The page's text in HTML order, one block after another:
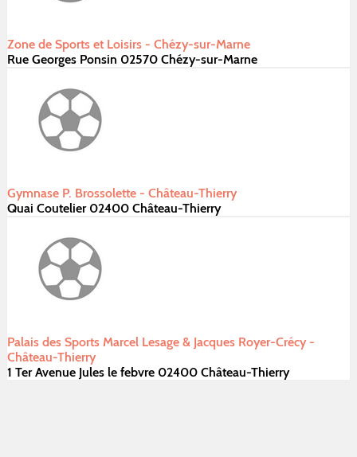
Zone de Sports et Loisirs - Chézy-sur-Marne
Rue Georges Ponsin 02570 Chézy-sur-Marne
Gymnase P. Brossolette - Château-Thierry
Quai Coutelier 02400 Château-Thierry
Palais des Sports Marcel Lesage & Jacques Royer-Crécy -
Château-Thierry
1 Ter Avenue Jules le febvre 02400 Château-Thierry